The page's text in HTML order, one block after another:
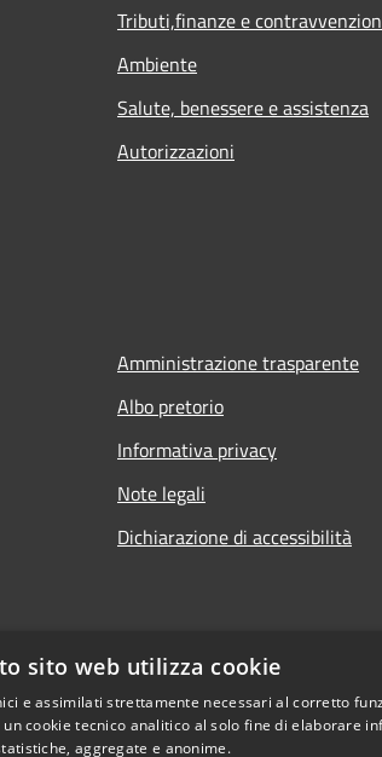
Tributi,finanze e
Ambiente
Salute, benessere e assistenza
Autorizzazioni
Amministrazione trasparente
Albo pretorio
Informativa privacy
Note legali
Dichiarazione di accessibilità
sito web utilizza cookie
e assimilati strettamente necessari al corretto
cookie tecnico analitico al solo fine di elaborare
aggregate e anonime.